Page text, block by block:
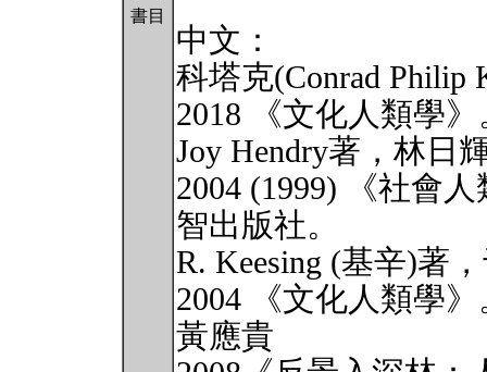
書目
中文：
科塔克(Conrad Philip
2018 《文化人類學
Joy Hendry著，林日
2004 (1999) 《社會
智出版社。
R. Keesing (基辛)著
2004 《文化人類學
黃應貴